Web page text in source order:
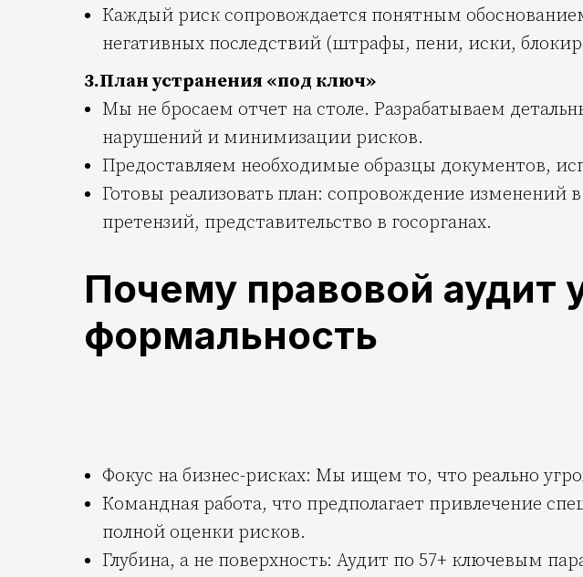
Каждый риск сопровождается понятным
негативных последствий (штрафы, пени, иски,
3.План устранения «под ключ»
Мы не бросаем отчет на столе. Разрабатываем
нарушений и минимизации рисков.
Предоставляем необходимые образцы документов,
Готовы реализовать план: сопровождение
претензий, представительство в госорганах.
Почему правовой аудит
формальность
Фокус на бизнес-рисках: Мы ищем то, что реально
Командная работа, что предполагает привлечение
полной оценки рисков.
Глубина, а не поверхность: Аудит по 57+ ключевым